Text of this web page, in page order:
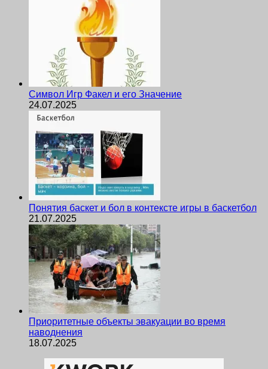
Символ Игр Факел и его Значение
24.07.2025
Понятия баскет и бол в контексте игры в баскетбол
21.07.2025
Приоритетные объекты эвакуации во время
наводнения
18.07.2025